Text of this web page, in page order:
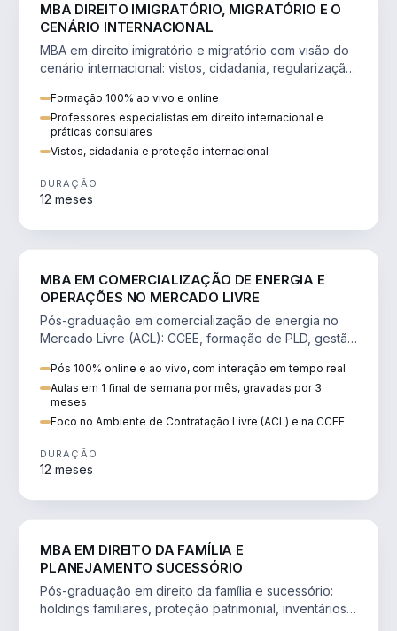
MBA DIREITO IMIGRATÓRIO, MIGRATÓRIO E O
CENÁRIO INTERNACIONAL
MBA em direito imigratório e migratório com visão do
cenário internacional: vistos, cidadania, regularização
Formação 100% ao vivo e online
Professores especialistas em direito internacional e
práticas consulares
Vistos, cidadania e proteção internacional
DURAÇÃO
12 meses
MBA EM COMERCIALIZAÇÃO DE ENERGIA E
OPERAÇÕES NO MERCADO LIVRE
Pós-graduação em comercialização de energia no
Mercado Livre (ACL): CCEE, formação de PLD, gestão
Pós 100% online e ao vivo, com interação em tempo real
Aulas em 1 final de semana por mês, gravadas por 3
meses
Foco no Ambiente de Contratação Livre (ACL) e na CCEE
DURAÇÃO
12 meses
MBA EM DIREITO DA FAMÍLIA E
PLANEJAMENTO SUCESSÓRIO
Pós-graduação em direito da família e sucessório:
holdings familiares, proteção patrimonial, inventários